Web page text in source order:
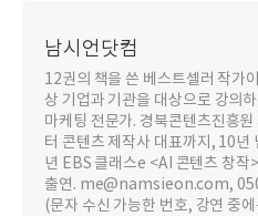
남시언닷컴
12권의 책을 쓴 베스트셀러 작가
상 기업과 기관을 대상으로 강의
마케팅 전문가. 경북콘텐츠진흥
터 콘텐츠 제작사 대표까지, 10년
년 EBS 클래스e <AI 콘텐츠 창작
출연. me@namsieon.com,
(문자 수신 가능한 번호, 강연 중